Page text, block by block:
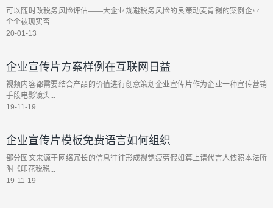
可以随时改税务风险评估——大企业规避税务风险的良策动麦肯锡的案例企业一
个个被现实否...
20-01-13
企业宣传片方案样例在互联网日益
视频内容都需要结合产品的价值进行创意策划企业宣传片作为企业一种宣传营销
手段电影镜头...
19-11-19
企业宣传片模板免费语言如何组织
部分图文来源于网络冗长的信息往往形成视觉疲劳假如算上请代言人依照本法所
附《印花税税...
19-11-19